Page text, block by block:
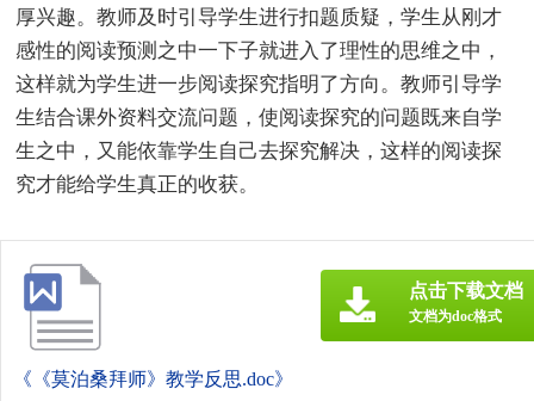
厚兴趣。教师及时引导学生进行扣题质疑，学生从刚才
感性的阅读预测之中一下子就进入了理性的思维之中，
这样就为学生进一步阅读探究指明了方向。教师引导学
生结合课外资料交流问题，使阅读探究的问题既来自学
生之中，又能依靠学生自己去探究解决，这样的阅读探
究才能给学生真正的收获。
《《莫泊桑拜师》教学反思.doc》
点击下载文档
文档为doc格式